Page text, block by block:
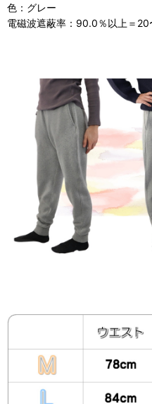
色：グレー
電磁波遮蔽率：90.0％以上＝20